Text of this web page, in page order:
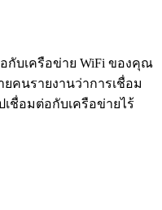
บเครือข่าย WiFi ของคุณ
คนรายงานว่าการเชื่อม
ชื่อมต่อกับเครือข่ายไร้